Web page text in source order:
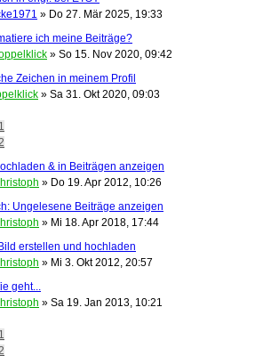
» Do 27. Mär 2025, 19:33
ich meine Beiträge?
» So 15. Nov 2020, 09:42
Zeichen in meinem Profil
» Sa 31. Okt 2020, 09:03
1
2
& in Beiträgen anzeigen
» Do 19. Apr 2012, 10:26
Ungelesene Beiträge anzeigen
» Mi 18. Apr 2018, 17:44
erstellen und hochladen
» Mi 3. Okt 2012, 20:57
geht...
» Sa 19. Jan 2013, 10:21
1
2